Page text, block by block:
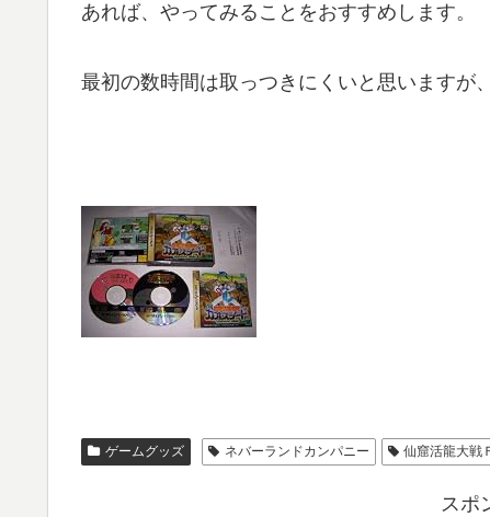
あれば、やってみることをおすすめします。
最初の数時間は取っつきにくいと思いますが
ゲームグッズ ネバーランドカンパニー 仙窟活龍大戦
スポ